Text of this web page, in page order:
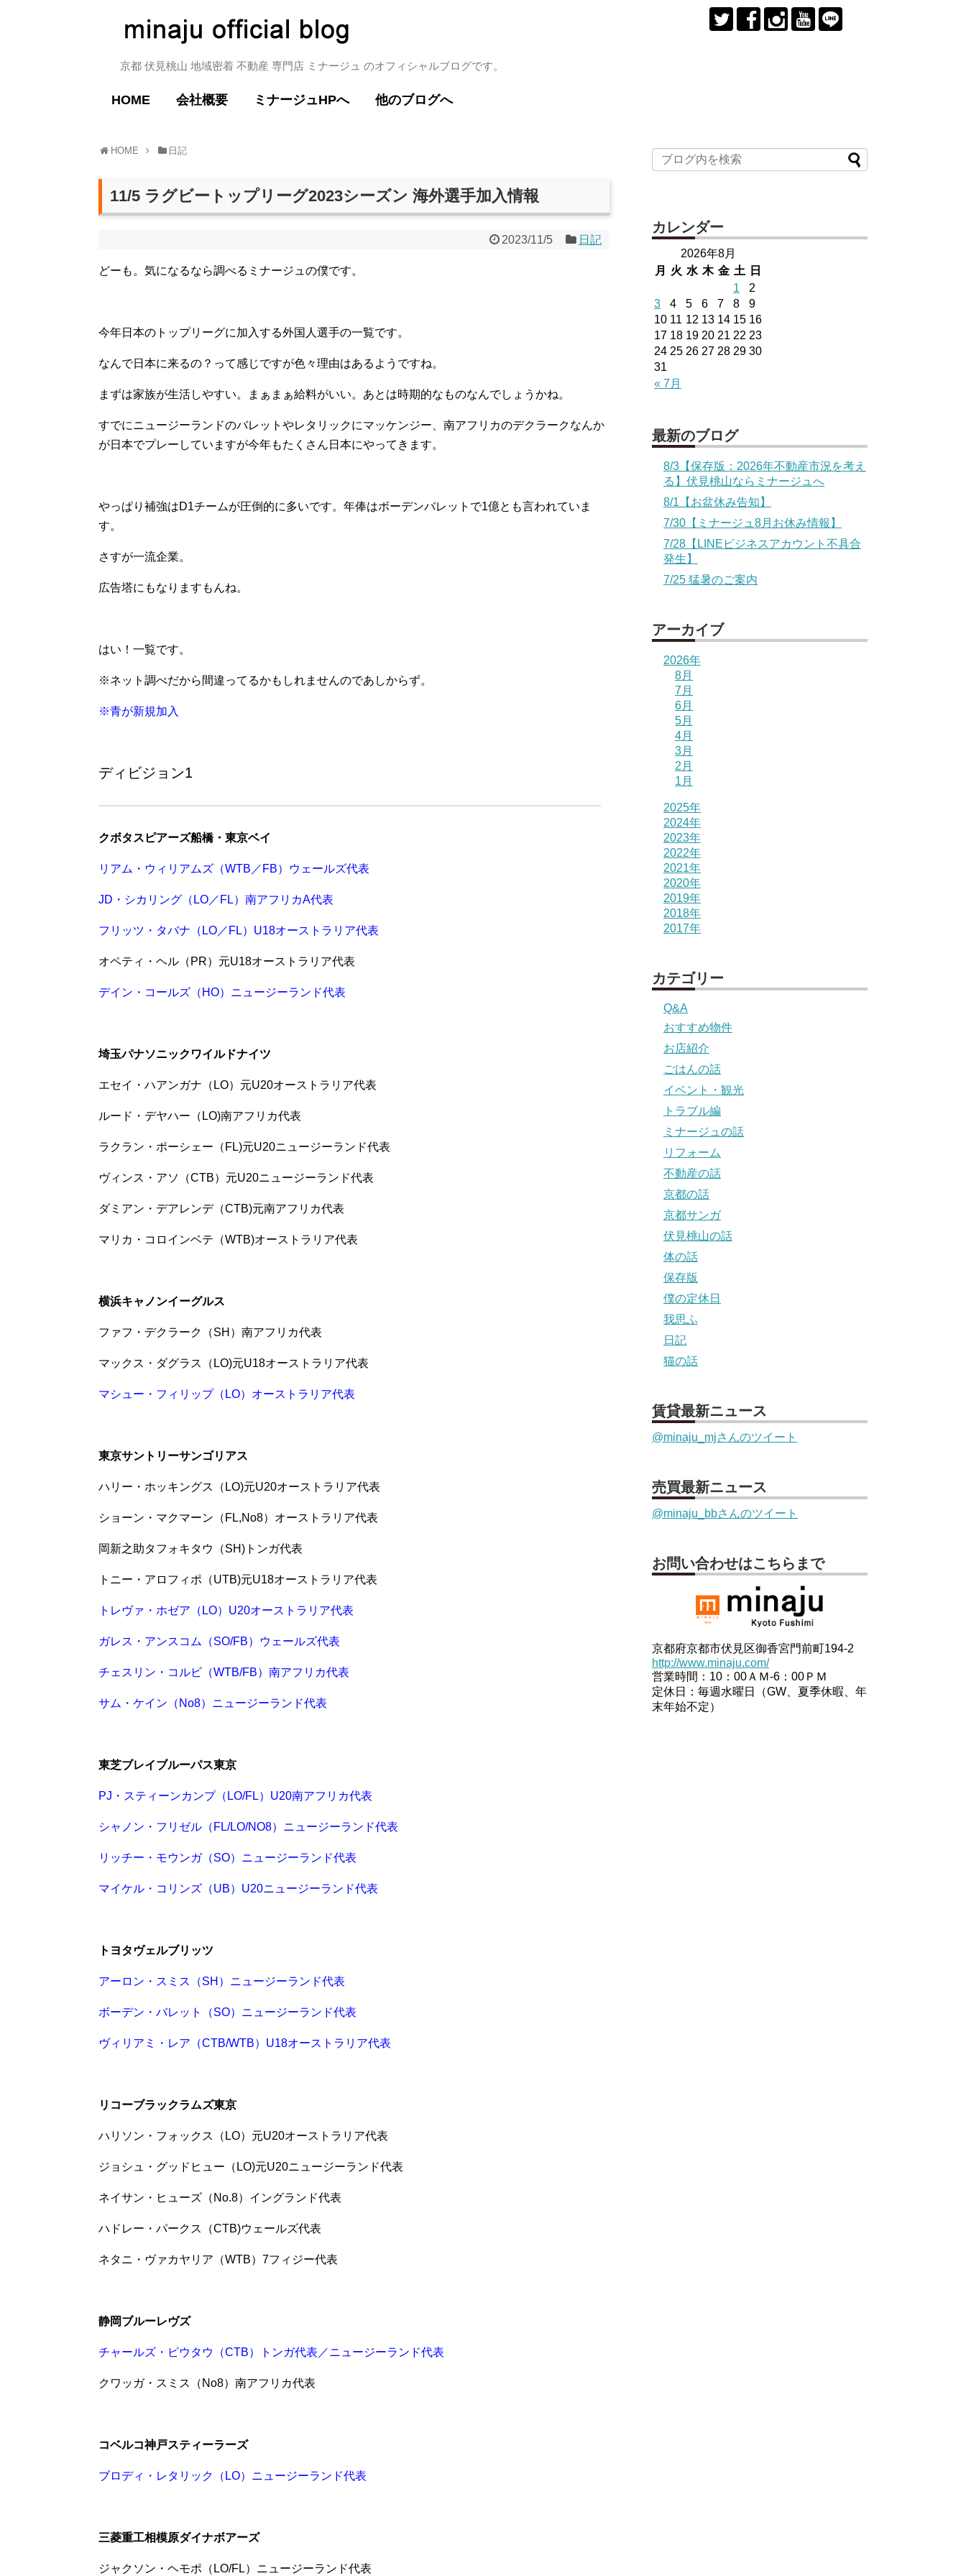
京都 伏見桃山 地域密着 不動産 専門店 ミナージュ のオフィシャルブログです。
HOME 会社概要 ミナージュHPへ 他のブログへ
HOME 日記
11/5 ラグビートップリーグ2023シーズン 海外選手加入情報
2023/11/5 日記
どーも。気になるなら調べるミナージュの僕です。
今年日本のトップリーグに加入する外国人選手の一覧です。
なんで日本に来るの？って感じですが色々理由はあるようですね。
まずは家族が生活しやすい。まぁまぁ給料がいい。あとは時期的なものなんでしょうかね。
すでにニュージーランドのバレットやレタリックにマッケンジー、南アフリカのデクラークなんか
が日本でプレーしていますが今年もたくさん日本にやってきます。
やっぱり補強はD1チームが圧倒的に多いです。年俸はボーデンバレットで1億とも言われていま
す。
さすが一流企業。
広告塔にもなりますもんね。
はい！一覧です。
※ネット調べだから間違ってるかもしれませんのであしからず。
※青が新規加入
ディビジョン1
クボタスピアーズ船橋・東京ベイ
リアム・ウィリアムズ（WTB／FB）ウェールズ代表
JD・シカリング（LO／FL）南アフリカA代表
フリッツ・タバナ（LO／FL）U18オーストラリア代表
オペティ・ヘル（PR）元U18オーストラリア代表
デイン・コールズ（HO）ニュージーランド代表
埼玉パナソニックワイルドナイツ
エセイ・ハアンガナ（LO）元U20オーストラリア代表
ルード・デヤハー（LO)南アフリカ代表
ラクラン・ポーシェー（FL)元U20ニュージーランド代表
ヴィンス・アソ（CTB）元U20ニュージーランド代表
ダミアン・デアレンデ（CTB)元南アフリカ代表
マリカ・コロインベテ（WTB)オーストラリア代表
横浜キャノンイーグルス
ファフ・デクラーク（SH）南アフリカ代表
マックス・ダグラス（LO)元U18オーストラリア代表
マシュー・フィリップ（LO）オーストラリア代表
東京サントリーサンゴリアス
ハリー・ホッキングス（LO)元U20オーストラリア代表
ショーン・マクマーン（FL,No8）オーストラリア代表
岡新之助タフォキタウ（SH)トンガ代表
トニー・アロフィポ（UTB)元U18オーストラリア代表
トレヴァ・ホゼア（LO）U20オーストラリア代表
ガレス・アンスコム（SO/FB）ウェールズ代表
チェスリン・コルビ（WTB/FB）南アフリカ代表
サム・ケイン（No8）ニュージーランド代表
東芝ブレイブルーパス東京
PJ・スティーンカンプ（LO/FL）U20南アフリカ代表
シャノン・フリゼル（FL/LO/NO8）ニュージーランド代表
リッチー・モウンガ（SO）ニュージーランド代表
マイケル・コリンズ（UB）U20ニュージーランド代表
トヨタヴェルブリッツ
アーロン・スミス（SH）ニュージーランド代表
ボーデン・バレット（SO）ニュージーランド代表
ヴィリアミ・レア（CTB/WTB）U18オーストラリア代表
リコーブラックラムズ東京
ハリソン・フォックス（LO）元U20オーストラリア代表
ジョシュ・グッドヒュー（LO)元U20ニュージーランド代表
ネイサン・ヒューズ（No.8）イングランド代表
ハドレー・パークス（CTB)ウェールズ代表
ネタニ・ヴァカヤリア（WTB）7フィジー代表
静岡ブルーレヴズ
チャールズ・ピウタウ（CTB）トンガ代表／ニュージーランド代表
クワッガ・スミス（No8）南アフリカ代表
コベルコ神戸スティーラーズ
ブロディ・レタリック（LO）ニュージーランド代表
三菱重工相模原ダイナボアーズ
ジャクソン・ヘモポ（LO/FL）ニュージーランド代表
カレンダー
2026年8月
月
火 水 木 金 土 日
« 7月
1
2
3
4 5 6 7 8
9
10 11 12 13 14 15 16
17 18 19 20 21 22 23
24 25 26 27 28 29 30
31
最新のブログ
8/3【保存版：2026年不動産市況を考え
る】伏見桃山ならミナージュへ
8/1【お盆休み告知】
7/30【ミナージュ8月お休み情報】
7/28【LINEビジネスアカウント不具合
発生】
7/25 猛暑のご案内
アーカイブ
2026年
8月
7月
6月
5月
4月
3月
2月
1月
2025年
2024年
2023年
2022年
2021年
2020年
2019年
2018年
2017年
カテゴリー
Q&A
おすすめ物件
お店紹介
ごはんの話
イベント・観光
トラブル編
ミナージュの話
リフォーム
不動産の話
京都の話
京都サンガ
伏見桃山の話
体の話
保存版
僕の定休日
我思ふ
日記
猫の話
賃貸最新ニュース
@minaju_mjさんのツイート
売買最新ニュース
@minaju_bbさんのツイート
お問い合わせはこちらまで
京都府京都市伏見区御香宮門前町194-2
http://www.minaju.com/
営業時間：10：00ＡＭ-6：00ＰＭ
定休日：毎週水曜日（GW、夏季休暇、年
末年始不定）